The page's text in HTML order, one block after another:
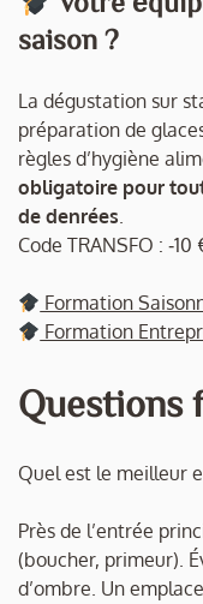
saison ?
La dégustation sur
préparation de
règles d’hygiène
obligatoire pour
de denrées.
Code TRANSFO : ‑10
Formation
Formation
Questions
Quel est le meilleur
Près de l’entrée
(boucher, primeur).
d’ombre. Un